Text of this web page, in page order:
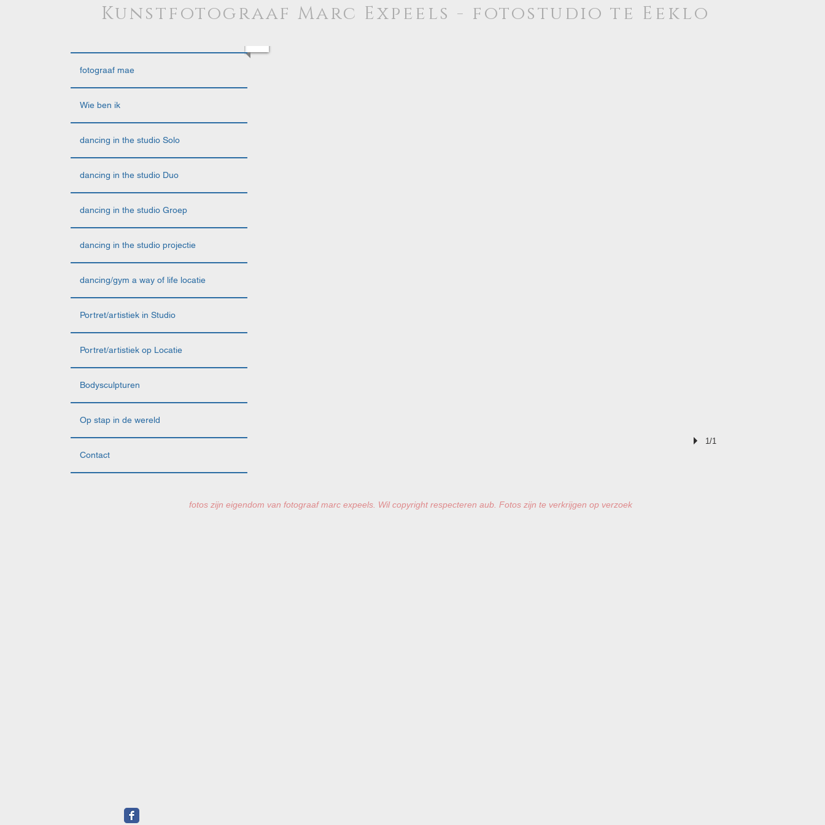
Kunstfotograaf Marc Expeels - fotostudio te Eeklo
1/1
fotograaf mae
Wie ben ik
dancing in the studio Solo
dancing in the studio Duo
dancing in the studio Groep
dancing in the studio projectie
dancing/gym a way of life locatie
Portret/artistiek in Studio
Portret/artistiek op Locatie
Bodysculpturen
Op stap in de wereld
Contact
fotos zijn eigendom van fotograaf marc expeels. Wil copyright respecteren aub. Fotos zijn te verkrijgen op verzoek